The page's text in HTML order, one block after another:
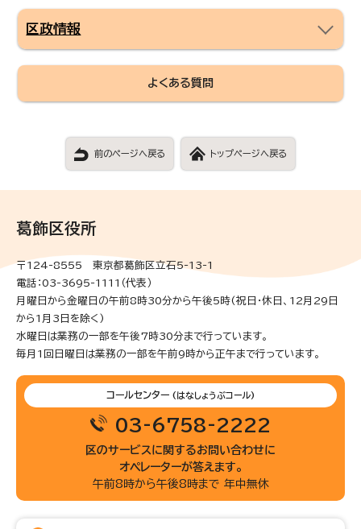
区政情報
よくある質問
前のページへ戻る トップページへ戻る
葛飾区役所
〒124-8555 東京都葛飾区立石5-13-1
電話：03-3695-1111（代表）
月曜日から金曜日の午前8時30分から午後5時(祝日・休日、12月29日
から1月3日を除く)
水曜日は業務の一部を午後7時30分まで行っています。
毎月1回日曜日は業務の一部を午前9時から正午まで行っています。
コールセンター (はなしょうぶコール)
03-6758-2222
区のサービスに関するお問い合わせに
オペレーターが答えます。
午前8時から午後8時まで 年中無休